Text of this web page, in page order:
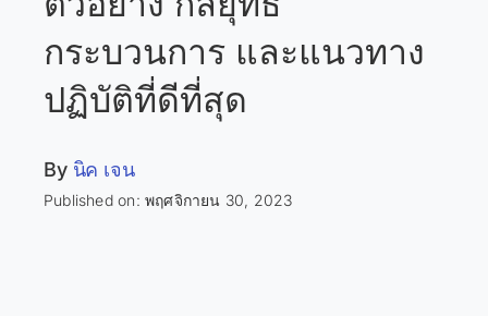
กระบวนการ และแนวทาง
ปฏิบัติที่ดีที่สุด
By นิค เจน
Published on: พฤศจิกายน 30, 2023